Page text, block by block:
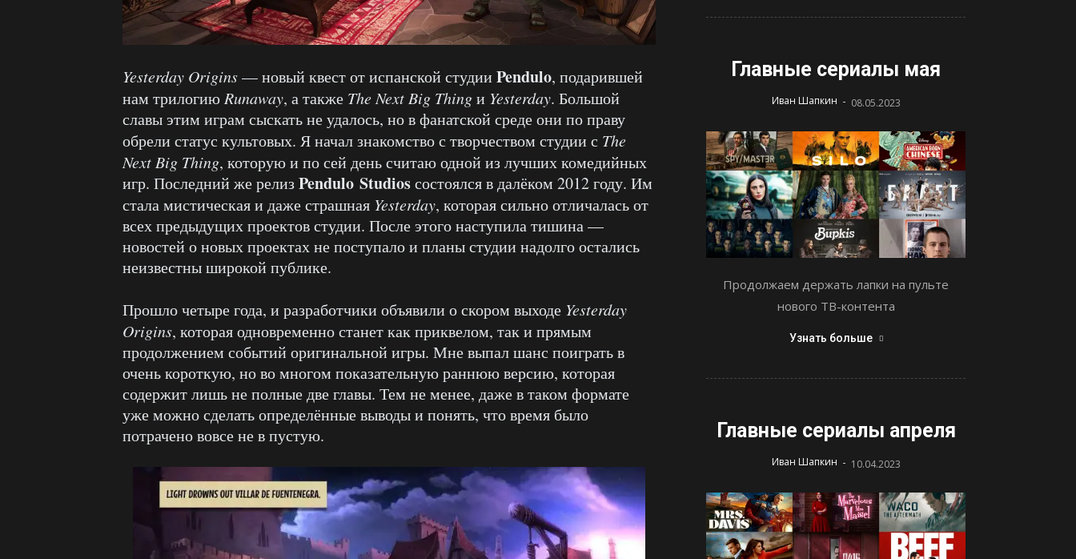
Yesterday Origins— новый квест от испанской студии Pendulo, подарившей
нам трилогию Runaway, а также The Next Big Thingи Yesterday. Большой
славы этим играм сыскать не удалось, но в фанатской среде они по праву
обрели статус культовых. Я начал знакомство с творчеством студии с The
Next Big Thing, которую и по сей день считаю одной из лучших комедийных
игр. Последний же релизPendulo Studiosсостоялся в далёком 2012 году. Им
стала мистическая и даже страшная Yesterday, которая сильно отличалась от
всех предыдущих проектов студии. После этого наступила тишина —
новостей о новых проектах не поступало и планы студии надолго остались
неизвестны широкой публике.
Прошло четыре года, и разработчики объявили о скором выходе Yesterday
Origins, которая одновременно станет как приквелом, так и прямым
продолжением событий оригинальной игры. Мне выпал шанс поиграть в
очень короткую, но во многом показательную раннюю версию, которая
содержит лишь не полные две главы. Тем не менее, даже в таком формате
уже можно сделать определённые выводы и понять, что время было
потрачено вовсе не в пустую.
Главные сериалы мая
Иван Шапкин - 08.05.2023
Продолжаем держать лапки на пульте
нового ТВ-контента
Узнать больше
Главные сериалы апреля
Иван Шапкин - 10.04.2023